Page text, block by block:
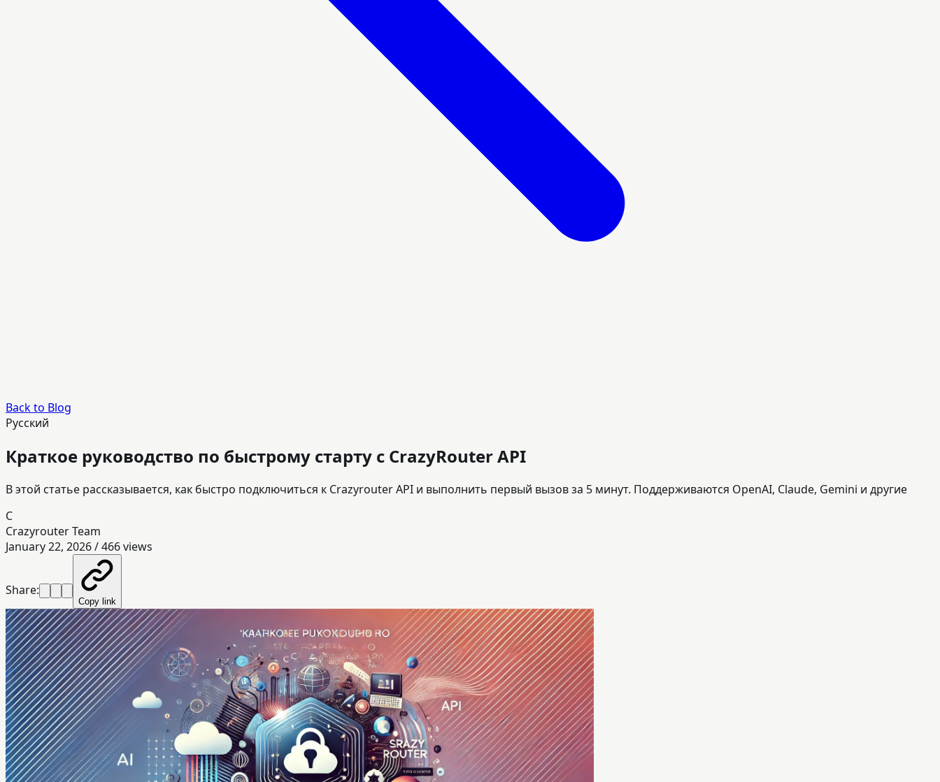
Back to Blog
Русский
Краткое руководство по быстрому старту с CrazyRouter API
В этой статье рассказывается, как быстро подключиться к Crazyrouter API и выполнить первый вызов за 5 минут. Поддерживаются OpenAI, Claude, Gemini и другие
C
Crazyrouter Team
January 22, 2026/466views
Share:
Copy link